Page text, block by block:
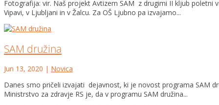
Fotografija: vir. Naš projekt Avtizem SAM z drugimi II kljub
Vipavi, v Ljubljani in v Žalcu. Za OŠ Ljubno pa izvajamo...
SAM družina
Jun 13, 2020 | Novica
Danes smo pričeli izvajati dejavnost, ki je novost programa SAM
Ministrstvo za zdravje RS je, da v programu SAM družina...